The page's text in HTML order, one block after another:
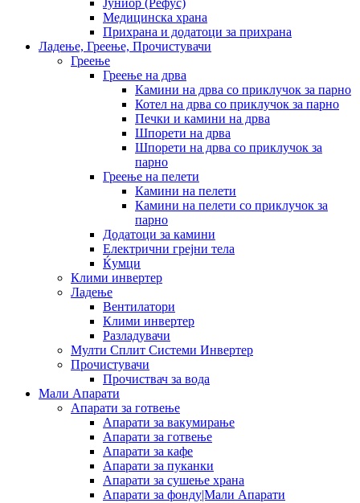
Медицинска храна
Прихрана и додатоци за прихрана
Ладење, Греење, Прочистувачи
Греење
Греење на дрва
Камини на дрва со приклучок за парно
Котел на дрва со приклучок за парно
Печки и камини на дрва
Шпорети на дрва
Шпорети на дрва со приклучок за
парно
Греење на пелети
Камини на пелети
Камини на пелети со приклучок за
парно
Додатоци за камини
Електрични грејни тела
Ќумци
Клими инвертер
Ладење
Вентилатори
Клими инвертер
Разладувачи
Мулти Сплит Системи Инвертер
Прочистувачи
Прочиствач за вода
Мали Апарати
Апарати за готвење
Апарати за вакумирање
Апарати за готвење
Апарати за кафе
Апарати за пуканки
Апарати за сушење храна
Апарати за фонду|Мали Апарати